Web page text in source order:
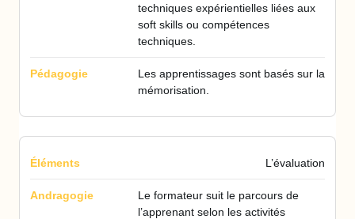
techniques expérientielles liées aux
soft skills ou compétences
techniques.
Les apprentissages sont basés sur la
mémorisation.
L’évaluation
Le formateur suit le parcours de
l’apprenant selon les activités